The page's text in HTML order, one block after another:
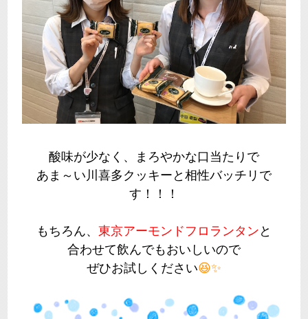
酸味が少なく、まろやかな口当たりで
あま～い川喜多クッキーと相性バッチリで
す！！！
もちろん、 東京アーモンドフロランタン と
合わせて飲んでもおいしいので
ぜひお試しください😆✨